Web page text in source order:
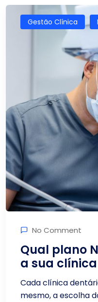
Gestão Clínica
No Comment
Qual plano
a sua
Cada clínica
mesmo, a escolha